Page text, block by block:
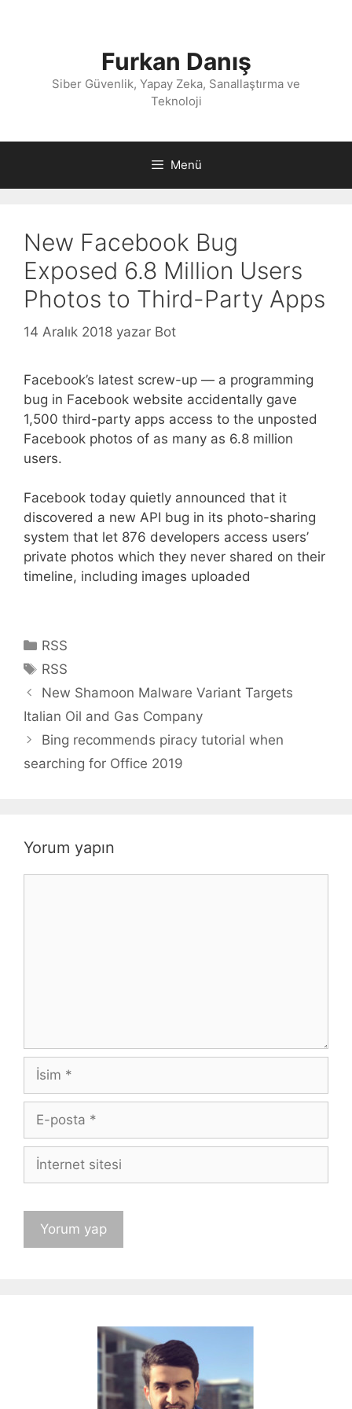
Furkan Danış
Siber Güvenlik, Yapay Zeka, Sanallaştırma ve
Teknoloji
Menü
New Facebook Bug
Exposed 6.8 Million Users
Photos to Third-Party Apps
14 Aralık 2018 yazar Bot
Facebook’s latest screw-up — a programming
bug in Facebook website accidentally gave
1,500 third-party apps access to the unposted
Facebook photos of as many as 6.8 million
users.
Facebook today quietly announced that it
discovered a new API bug in its photo-sharing
system that let 876 developers access users’
private photos which they never shared on their
timeline, including images uploaded
Kategoriler
RSS
Etiketler
RSS
New Shamoon Malware Variant Targets
Italian Oil and Gas Company
Bing recommends piracy tutorial when
searching for Office 2019
Yorum yapın
İsim
posta
İnternet
sitesi